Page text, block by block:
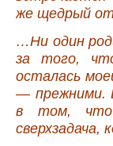
же щедрый
…Ни один
за того,
осталась
— прежними.
в том, что